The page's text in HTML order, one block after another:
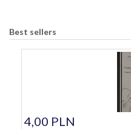
Best sellers
4,00 PLN